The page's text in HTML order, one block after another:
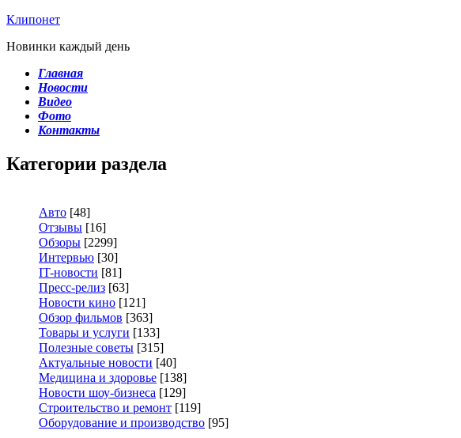
Клипонет
Новинки каждый день
Главная
Новости
Видео
Фото
Контакты
Категории раздела
Авто [48]
Отзывы [16]
Обзоры [2299]
Интервью [30]
IT-новости [81]
Пресс-релиз [63]
Новости кино [121]
Обзор фильмов [363]
Товары и услуги [133]
Полезные советы [315]
Актуальные новости [40]
Медицина и здоровье [138]
Новости шоу-бизнеса [129]
Строительство и ремонт [119]
Оборудование и производство [95]